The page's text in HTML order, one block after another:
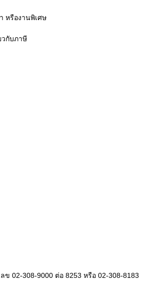
หรืองานพิเศษ
วกับภาษี
02-308-9000 ต่อ 8253 หรือ 02-308-8183